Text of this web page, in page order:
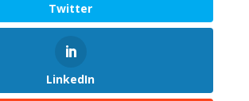
Twitter
LinkedIn